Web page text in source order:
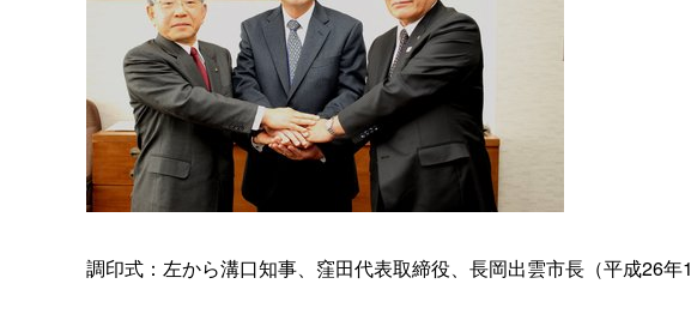
調印式：左から溝口知事、窪田代表取締役、長岡出雲市長（平成26年